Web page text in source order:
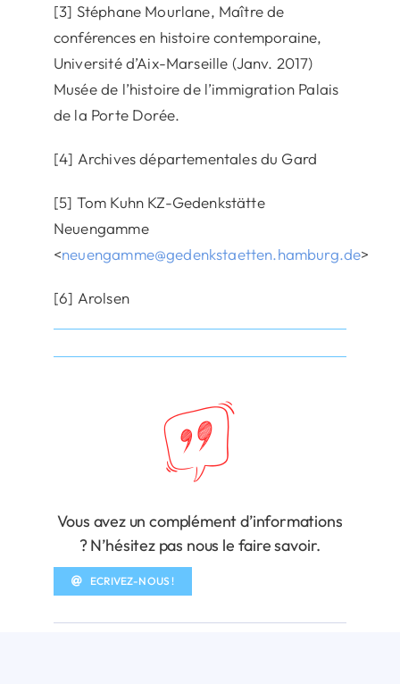
[3] Stéphane Mourlane, Maître de
conférences en histoire contemporaine,
Université d’Aix-Marseille (Janv. 2017)
Musée de l’histoire de l’immigration Palais
de la Porte Dorée.
[4] Archives départementales du Gard
[5] Tom Kuhn KZ-Gedenkstätte
Neuengamme
<neuengamme@gedenkstaetten.hamburg.de>
[6] Arolsen
Vous avez un complément d’informations
? N’hésitez pas nous le faire savoir.
ECRIVEZ-NOUS !